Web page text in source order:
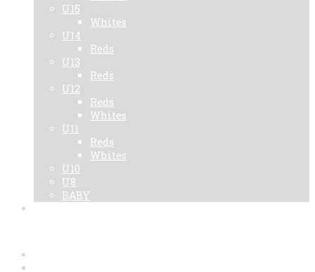
U15
Whites
U14
Reds
U13
Reds
U12
Reds
Whites
U11
Reds
Whites
U10
U8
BABY